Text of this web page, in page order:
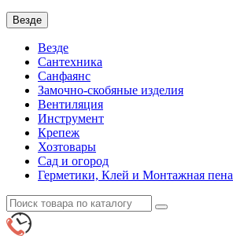
Везде
Везде
Сантехника
Санфаянс
Замочно-скобяные изделия
Вентиляция
Инструмент
Крепеж
Хозтовары
Сад и огород
Герметики, Клей и Монтажная пена